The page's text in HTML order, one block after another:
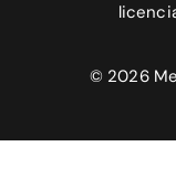
© 2026